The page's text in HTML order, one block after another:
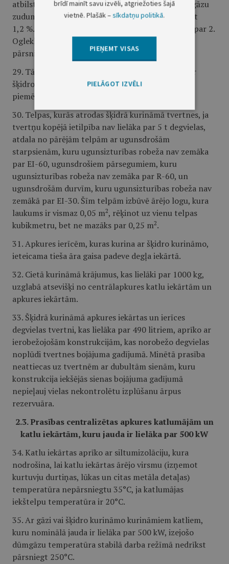
atbilstoši iekārtas jaudai un darba režīmam. Dūmgāzu
zudumi nominālā darba režīmā nedrīkst pārsniegt
1,2 %. Kvēpu faktora rādītājs nedrīkst būt lielāks par 2.
Oglekļa oksīda (CO) saturs dūmgāzēs nedrīkst
pārsniegt 0,05 %.
29. Tādu apkures iekārtu drošums, kuras kurina ar
šķidro kurināmo, nedrīkst būt mazāks par
piemērojamos standartos noteikto.
30. Telpas, kurās atrodas šķidrā kurināmā tvertnes, ja
tvertņu kopējā ietilpība nav lielāka par 5 t degvielas,
atdala no pārējām telpām ar ugunsdrošām
starpsienām, kuru ugunsizturības robeža nav zemāka
par EI-60, ugunsdrošiem pārsegumiem, kuru
ugunsizturības robeža nav zemāka par R-60, un
ugunsdrošām durvīm, kuru ugunsizturības robeža nav
zemākā par EI-30. Šīm telpām izbūvē ārējo logu, kura
laukums ir vismaz 0,05 m2, rēķinot uz vienu telpas
kubikmetru, bet ne mazāks par 0,25 m2.
31. Apkures ierīcēm, kuras kurina ar šķidro kurināmo,
ieteicama tieša āra gaisa padeve degļa iekārtā.
32. Cietā kurināmā krājumus, kas lielāki par 1000 kg,
uzglabā atsevišķi no centrālapkures katlu iekārtām un
apkures iekārtām.
33. Šķidrā kurināmā apkures iekārtas un ierīces
degvielas tvertni, kas lielāka par 490 litriem, aprīko ar
ierobežojošām konstrukcijām, kas norobežo degvielas
noplūdi tvertnes bojājuma gadījumā. Minētā prasība
neattiecas uz tvertnēm ar dubultām sienām, kuru
konstrukcija iekšējās sienas bojājuma gadījumā
nepieļauj vielas nekontrolētu izplūšanu ārpus
rezervuāra.
2.3. Prasības centralizētas apkures katlumājām un
katlu iekārtām, kuru jauda ir lielāka par 500 kW
34. Katlu iekārtas aprīko ar siltumizolāciju, kura
nodrošina, lai katlu iekārtas ārējo virsmu (izņemot
kurtuvju durtiņas, lūkas un citas metāla detaļas)
temperatūra nepārsniegtu 35°C, ja katlumājas
iekštelpu temperatūra ir 20°C.
35. Ar gāzi vai šķidro kurināmo kurināmiem katliem,
kuru nominālā jauda ir lielāka par 500 kW, izejošo
dūmgāzu temperatūra stabilā darba režīmā nedrīkst
pārsniegt 250°C.
brīdī mainīt savu izvēli, atgriežoties šajā
vietnē. Plašāk –sīkdatņu politikā.
PIEŅEMT VISAS
PIELĀGOT IZVĒLI